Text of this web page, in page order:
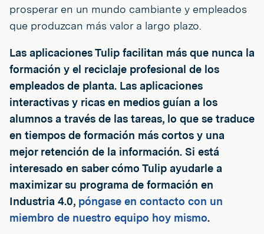
prosperar en un mundo cambiante y empleados
que produzcan más valor a largo plazo.
Las aplicaciones Tulip facilitan más que nunca la
formación y el reciclaje profesional de los
empleados de planta. Las aplicaciones
interactivas y ricas en medios guían a los
alumnos a través de las tareas, lo que se traduce
en tiempos de formación más cortos y una
mejor retención de la información. Si está
interesado en saber cómo Tulip ayudarle a
maximizar su programa de formación en
Industria 4.0, póngase en contacto con un
miembro de nuestro equipo hoy mismo.